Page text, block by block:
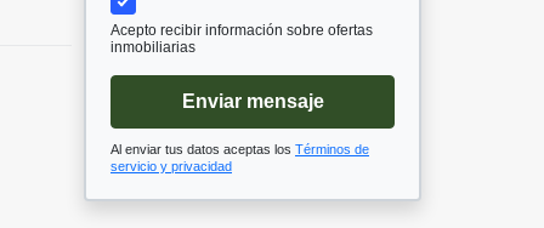
Acepto recibir información sobre ofertas
inmobiliarias
Enviar mensaje
Al enviar tus datos aceptas los Términos de
servicio y privacidad